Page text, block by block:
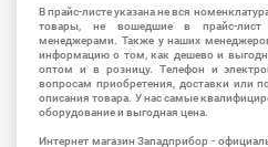
В прайс-листе указана не вся
товары, не вошедшие в прайс-
менеджерами. Также у наших
информацию о том, как дешево и
оптом и в розницу. Телефон и
вопросам приобретения, доставки или
описания товара. У нас самые
оборудование и выгодная цена.
Интернет магазин Западприбор -